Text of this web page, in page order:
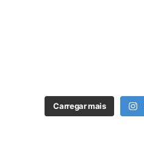
Carregar mais